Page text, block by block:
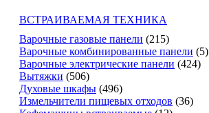
ВСТРАИВАЕМАЯ ТЕХНИКА
Варочные газовые панели (215)
Варочные комбинированные панели (5)
Варочные электрические панели (424)
Вытяжки (506)
Духовые шкафы (496)
Измельчители пищевых отходов (36)